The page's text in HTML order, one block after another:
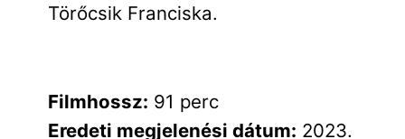
Törőcsik Franciska.
Filmhossz: 91 perc
Eredeti megjelenési dátum: 2023.